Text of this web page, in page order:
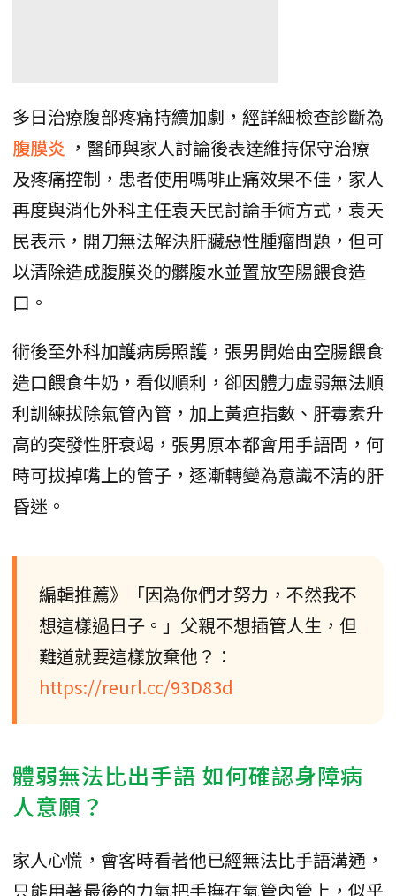
多日治療腹部疼痛持續加劇，經詳細檢查診斷為
腹膜炎 ，醫師與家人討論後表達維持保守治療
及疼痛控制，患者使用嗎啡止痛效果不佳，家人
再度與消化外科主任袁天民討論手術方式，袁天
民表示，開刀無法解決肝臟惡性腫瘤問題，但可
以清除造成腹膜炎的髒腹水並置放空腸餵食造
口。
術後至外科加護病房照護，張男開始由空腸餵食
造口餵食牛奶，看似順利，卻因體力虛弱無法順
利訓練拔除氣管內管，加上黃疸指數、肝毒素升
高的突發性肝衰竭，張男原本都會用手語問，何
時可拔掉嘴上的管子，逐漸轉變為意識不清的肝
昏迷。
編輯推薦》「因為你們才努力，不然我不
想這樣過日子。」父親不想插管人生，但
難道就要這樣放棄他？：
https://reurl.cc/93D83d
體弱無法比出手語 如何確認身障病
人意願？
家人心慌，會客時看著他已經無法比手語溝通，
只能用著最後的力氣把手撫在氣管內管上，似乎